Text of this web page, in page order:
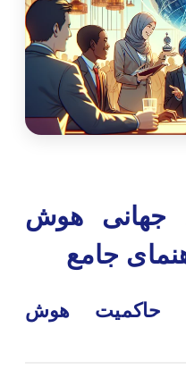
جهانی هوش
جامع
حاکمیت هوش